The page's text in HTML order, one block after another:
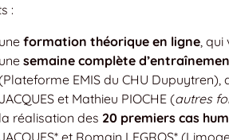
:
une formation théorique en ligne ,
une semaine complète
EMIS du CHU Dupuytren),
JACQUES et Mathieu PIOCHE (autres
la réalisation des 20 premiers cas
JACQUES* et Romain LEGROS*